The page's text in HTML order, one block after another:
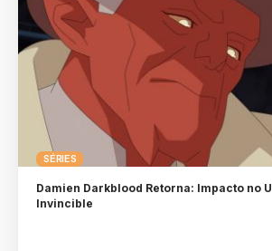
SÉRIES
Damien Darkblood Retorna: Impacto no
Invincible